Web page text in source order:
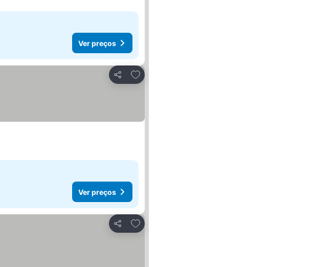
Ver preços
Partilhar
Adicionar aos favoritos
Ver preços
Partilhar
Adicionar aos favoritos